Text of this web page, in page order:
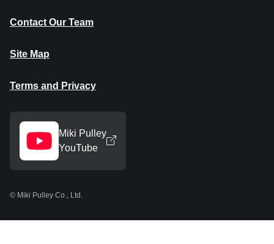
Contact Our Team
Site Map
Terms and Privacy
Miki Pulley
YouTube
© Miki Pulley Co., Ltd.